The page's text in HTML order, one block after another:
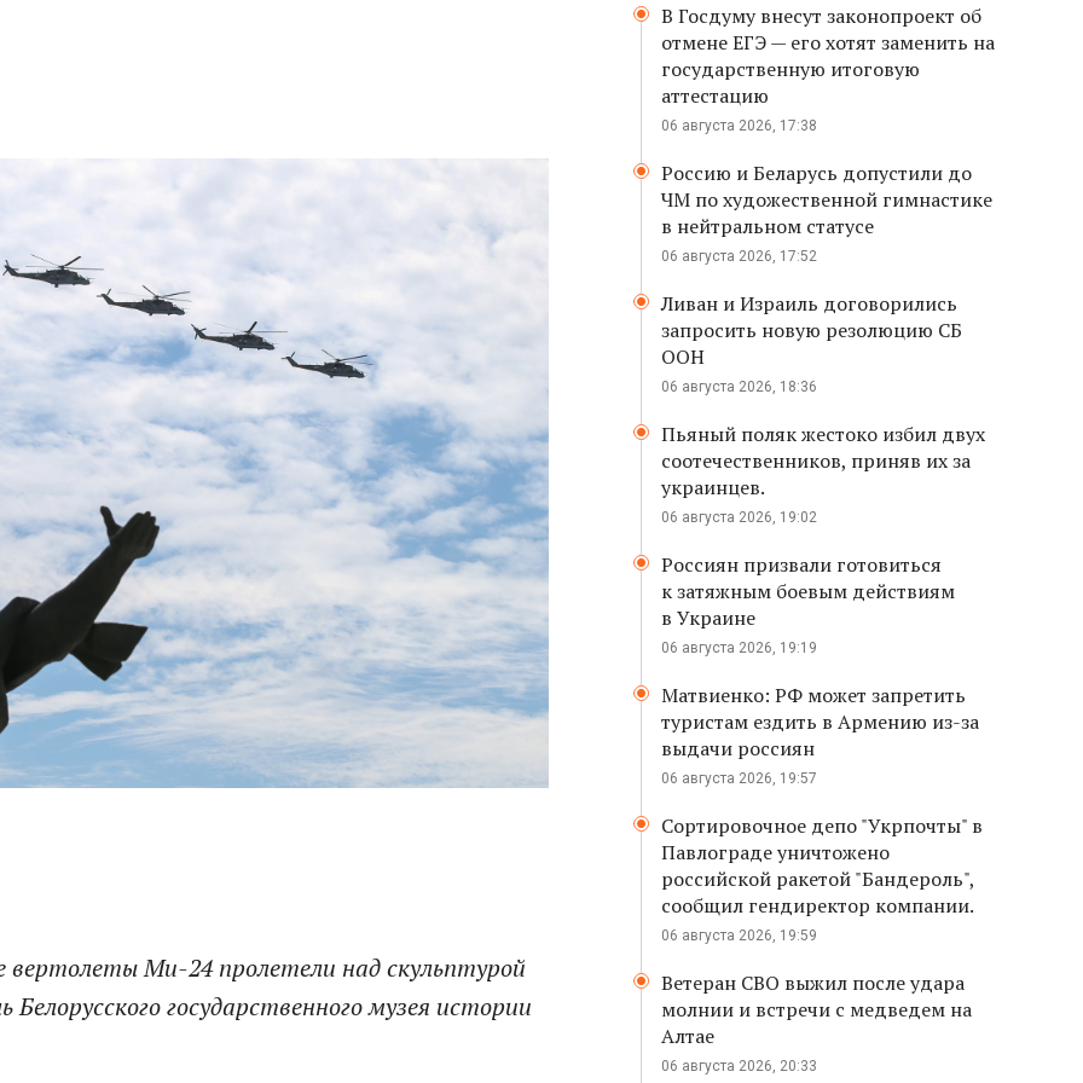
вертолеты Ми-24 пролетели над скульптурой
государственного музея истории
В Госдуму внесут законопроект об
отмене ЕГЭ — его хотят заменить на
государственную итоговую
аттестацию
06 августа 2026, 17:38
Россию и Беларусь допустили до
ЧМ по художественной гимнастике
в нейтральном статусе
06 августа 2026, 17:52
Ливан и Израиль договорились
запросить новую резолюцию СБ
ООН
06 августа 2026, 18:36
Пьяный поляк жестоко избил двух
соотечественников, приняв их за
украинцев.
06 августа 2026, 19:02
Россиян призвали готовиться
к затяжным боевым действиям
в Украине
06 августа 2026, 19:19
Матвиенко: РФ может запретить
туристам ездить в Армению из-за
выдачи россиян
06 августа 2026, 19:57
Сортировочное депо "Укрпочты" в
Павлограде уничтожено
российской ракетой "Бандероль",
сообщил гендиректор компании.
06 августа 2026, 19:59
Ветеран СВО выжил после удара
молнии и встречи с медведем на
Алтае
06 августа 2026, 20:33